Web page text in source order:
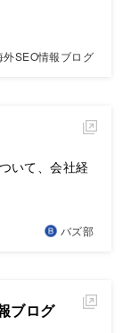
外SEO情報ブログ
いて、会社経
バズ部
ブログ